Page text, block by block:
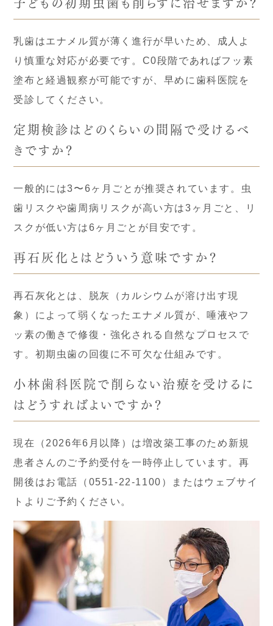
乳歯はエナメル質が薄く進行が早いため、成人よ
り慎重な対応が必要です。C0段階であればフッ素
塗布と経過観察が可能ですが、早めに歯科医院を
受診してください。
定期検診はどのくらいの間隔で受けるべ
きですか？
一般的には3〜6ヶ月ごとが推奨されています。虫
歯リスクや歯周病リスクが高い方は3ヶ月ごと、リ
スクが低い方は6ヶ月ごとが目安です。
再石灰化とはどういう意味ですか？
再石灰化とは、脱灰（カルシウムが溶け出す現
象）によって弱くなったエナメル質が、唾液やフ
ッ素の働きで修復・強化される自然なプロセスで
す。初期虫歯の回復に不可欠な仕組みです。
小林歯科医院で削らない治療を受けるに
はどうすればよいですか？
現在（2026年6月以降）は増改築工事のため新規
患者さんのご予約受付を一時停止しています。再
開後はお電話（0551-22-1100）またはウェブサイ
トよりご予約ください。